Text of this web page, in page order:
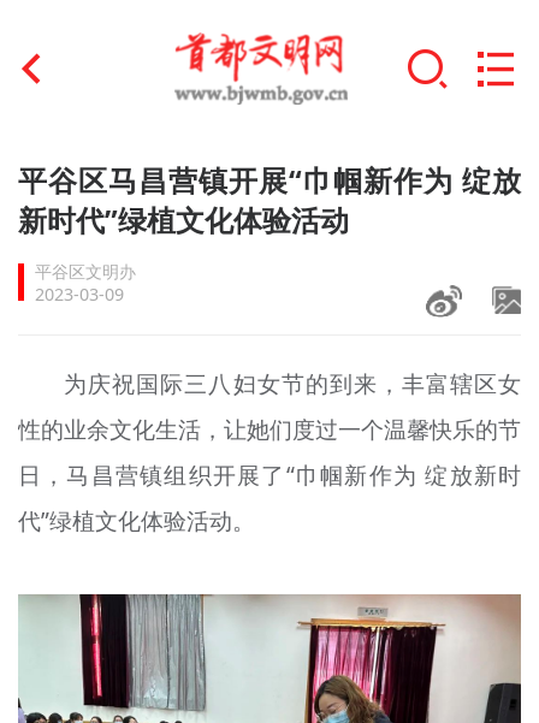
首页
文明创建
文明实践
未成年人思想道德建设
榜样人物
+
身边好人
北京宣传文化引导基金
宣传思想文化人才
平谷区马昌营镇开展“巾帼新作为 绽放
新时代”绿植文化体验活动
平谷区文明办
2023-03-09
为庆祝国际三八妇女节的到来，丰富辖区女
性的业余文化生活，让她们度过一个温馨快乐的节
日，马昌营镇组织开展了“巾帼新作为 绽放新时
代”绿植文化体验活动。